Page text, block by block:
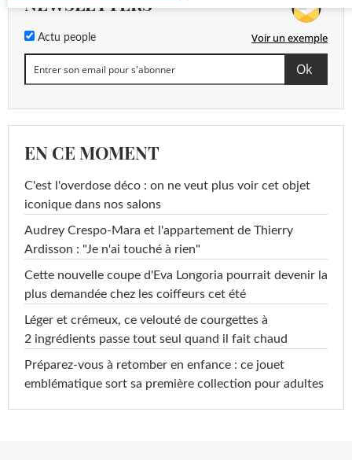
Actu people Voir un exemple
EN CE MOMENT
C'est l'overdose déco : on ne veut plus voir cet objet
iconique dans nos salons
Audrey Crespo-Mara et l'appartement de Thierry
Ardisson : "Je n'ai touché à rien"
Cette nouvelle coupe d'Eva Longoria pourrait devenir la
plus demandée chez les coiffeurs cet été
Léger et crémeux, ce velouté de courgettes à
2 ingrédients passe tout seul quand il fait chaud
Préparez-vous à retomber en enfance : ce jouet
emblématique sort sa première collection pour adultes